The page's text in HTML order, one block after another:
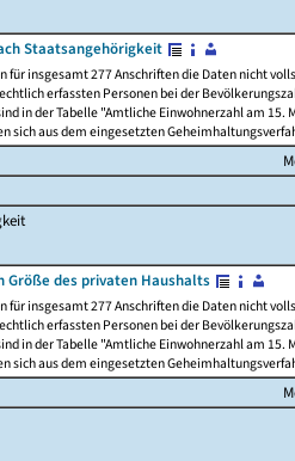
Staatsangehörigkeit
für insgesamt 277 Anschriften die Daten nicht
erfassten Personen bei der
in der Tabelle "Amtliche Einwohnerzahl am
sich aus dem eingesetzten
Größe des privaten Haushalts
für insgesamt 277 Anschriften die Daten nicht
erfassten Personen bei der
in der Tabelle "Amtliche Einwohnerzahl am
sich aus dem eingesetzten